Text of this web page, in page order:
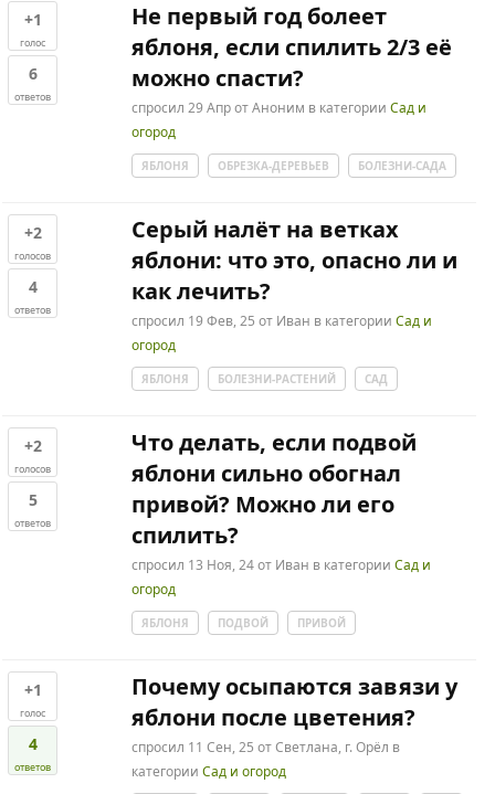
+1
голос
6
ответов
Не первый год болеет
яблоня, если спилить 2/3 её
можно спасти?
спросил 29 Апр отАноним в категории Сад и
огород
ЯБЛОНЯ ОБРЕЗКА-ДЕРЕВЬЕВ БОЛЕЗНИ-САДА
+2
голосов
4
ответов
Серый налёт на ветках
яблони: что это, опасно ли и
как лечить?
спросил 19 Фев, 25 от Иван в категории Сад и
огород
ЯБЛОНЯ БОЛЕЗНИ-РАСТЕНИЙ САД
+2
голосов
5
ответов
Что делать, если подвой
яблони сильно обогнал
привой? Можно ли его
спилить?
спросил 13 Ноя, 24 от Иван в категории Сад и
огород
ЯБЛОНЯ ПОДВОЙ ПРИВОЙ
+1
голос
4
ответов
Почему осыпаются завязи у
яблони после цветения?
спросил 11 Сен, 25 отСветлана, г. Орёл в
категории Сад и огород